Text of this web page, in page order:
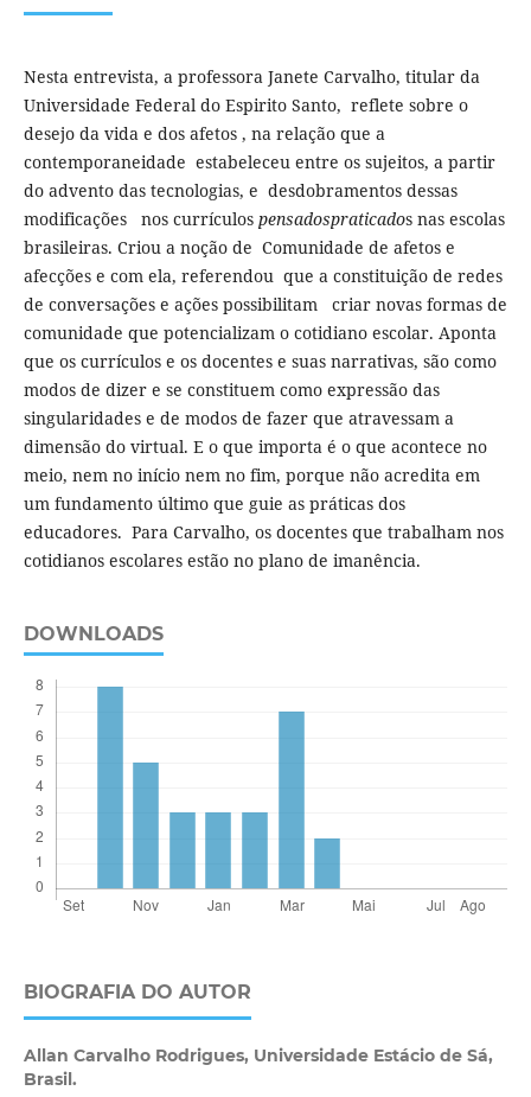
Nesta entrevista, a professora Janete Carvalho, titular da
Universidade Federal do Espirito Santo, reflete sobre o
desejo da vida e dos afetos , na relação que a
contemporaneidade estabeleceu entre os sujeitos, a partir
do advento das tecnologias, e desdobramentos dessas
modificações nos currículos pensadospraticados nas escolas
brasileiras. Criou a noção de Comunidade de afetos e
afecções e com ela, referendou que a constituição de redes
de conversações e ações possibilitam criar novas formas de
comunidade que potencializam o cotidiano escolar. Aponta
que os currículos e os docentes e suas narrativas, são como
modos de dizer e se constituem como expressão das
singularidades e de modos de fazer que atravessam a
dimensão do virtual. E o que importa é o que acontece no
meio, nem no início nem no fim, porque não acredita em
um fundamento último que guie as práticas dos
educadores. Para Carvalho, os docentes que trabalham nos
cotidianos escolares estão no plano de imanência.
DOWNLOADS
BIOGRAFIA DO AUTOR
Allan Carvalho Rodrigues, Universidade Estácio de Sá,
Brasil.